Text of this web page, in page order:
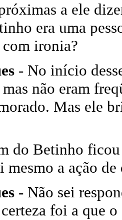
a ele
era uma
com ironia?
- No início
não eram
Mas ele
do Betinho ficou
mesmo a ação de
- Não sei
foi a que